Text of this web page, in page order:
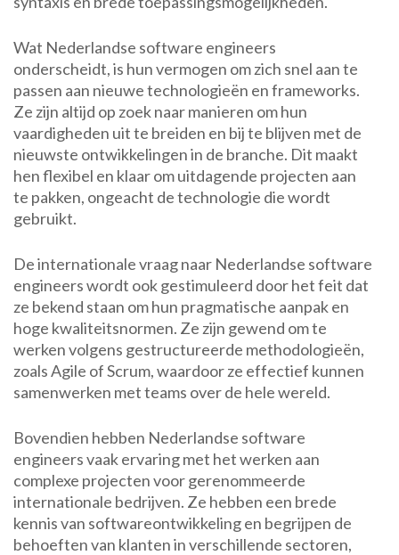
Wat Nederlandse software engineers
onderscheidt, is hun vermogen om zich snel aan te
passen aan nieuwe technologieën en frameworks.
Ze zijn altijd op zoek naar manieren om hun
vaardigheden uit te breiden en bij te blijven met de
nieuwste ontwikkelingen in de branche. Dit maakt
hen flexibel en klaar om uitdagende projecten aan
te pakken, ongeacht de technologie die wordt
gebruikt.
De internationale vraag naar Nederlandse software
engineers wordt ook gestimuleerd door het feit dat
ze bekend staan om hun pragmatische aanpak en
hoge kwaliteitsnormen. Ze zijn gewend om te
werken volgens gestructureerde methodologieën,
zoals Agile of Scrum, waardoor ze effectief kunnen
samenwerken met teams over de hele wereld.
Bovendien hebben Nederlandse software
engineers vaak ervaring met het werken aan
complexe projecten voor gerenommeerde
internationale bedrijven. Ze hebben een brede
kennis van softwareontwikkeling en begrijpen de
behoeften van klanten in verschillende sectoren,